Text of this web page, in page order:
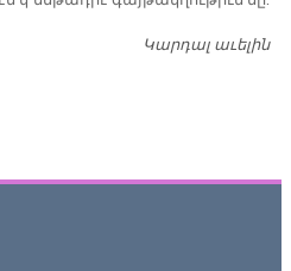
Կարդալ աւելին